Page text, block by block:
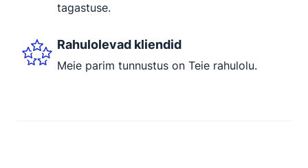
tagastuse.
Rahulolevad kliendid
Meie parim tunnustus on Teie rahulolu.